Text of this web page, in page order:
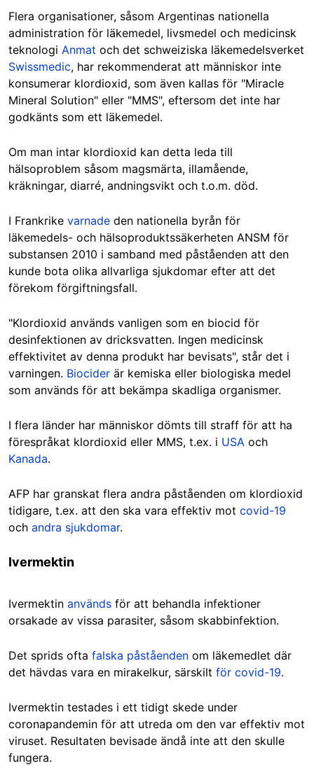
Flera organisationer, såsom Argentinas nationella
administration för läkemedel, livsmedel och medicinsk
teknologi Anmat och det schweiziska läkemedelsverket
Swissmedic, har rekommenderat att människor inte
konsumerar klordioxid, som även kallas för "Miracle
Mineral Solution" eller "MMS", eftersom det inte har
godkänts som ett läkemedel.
Om man intar klordioxid kan detta leda till
hälsoproblem såsom magsmärta, illamående,
kräkningar, diarré, andningsvikt och t.o.m. död.
I Frankrike varnade den nationella byrån för
läkemedels- och hälsoproduktssäkerheten ANSM för
substansen 2010 i samband med påståenden att den
kunde bota olika allvarliga sjukdomar efter att det
förekom förgiftningsfall.
"Klordioxid används vanligen som en biocid för
desinfektionen av dricksvatten. Ingen medicinsk
effektivitet av denna produkt har bevisats", står det i
varningen. Biocider är kemiska eller biologiska medel
som används för att bekämpa skadliga organismer.
I flera länder har människor dömts till straff för att ha
förespråkat klordioxid eller MMS, t.ex. i USA och
Kanada.
AFP har granskat flera andra påståenden om klordioxid
tidigare, t.ex. att den ska vara effektiv mot covid-19
och andra sjukdomar.
Ivermektin
Ivermektin används för att behandla infektioner
orsakade av vissa parasiter, såsom skabbinfektion.
Det sprids ofta falska påståenden om läkemedlet där
det hävdas vara en mirakelkur, särskilt för covid-19.
Ivermektin testades i ett tidigt skede under
coronapandemin för att utreda om den var effektiv mot
viruset. Resultaten bevisade ändå inte att den skulle
fungera.